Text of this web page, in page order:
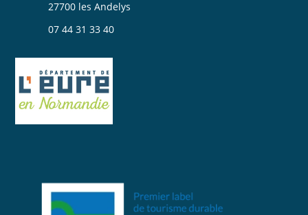
27700 les Andelys
07 44 31 33 40